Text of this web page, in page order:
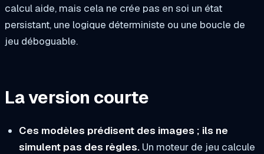
calcul aide, mais cela ne crée pas en soi un état
persistant, une logique déterministe ou une boucle de
jeu déboguable.
La version courte
Ces modèles prédisent des images ; ils ne
simulent pas des règles.Un moteur de jeu calcule